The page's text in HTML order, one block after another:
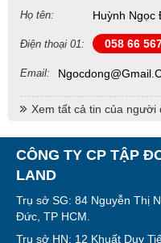
Họ tên: Huỳnh Ngọc
Điện thoại 01: 058 66
Email:
Xem tất cả tin của người
CÔNG TY CP TẬP
LAND
Trụ sở SG: 84 Nguyễn Thị
Đức, TP HCM.
Trụ sở HN: 12 Khuất Duy